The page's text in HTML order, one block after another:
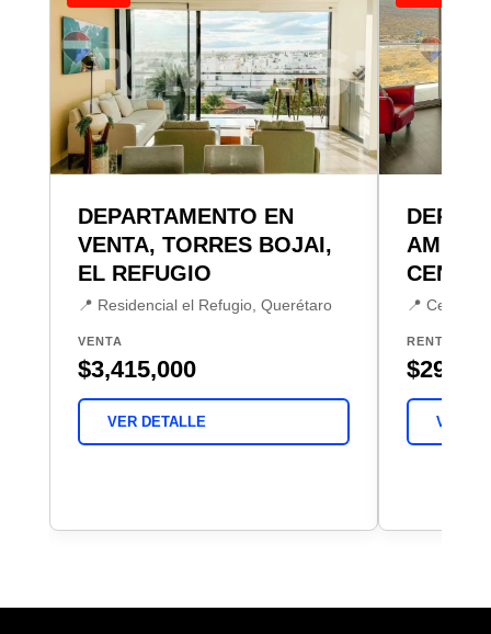
DEPARTAMENTO EN
VENTA, TORRES BOJAI,
EL REFUGIO
📍 Residencial el Refugio, Querétaro
VENTA
$3,415,000
VER DETALLE
📍 Centro
RENTA
$29,000
VER